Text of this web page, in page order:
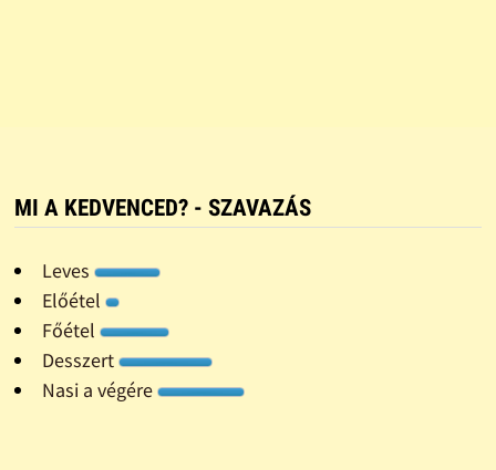
MI A KEDVENCED? - SZAVAZÁS
Leves
Előétel
Főétel
Desszert
Nasi a végére